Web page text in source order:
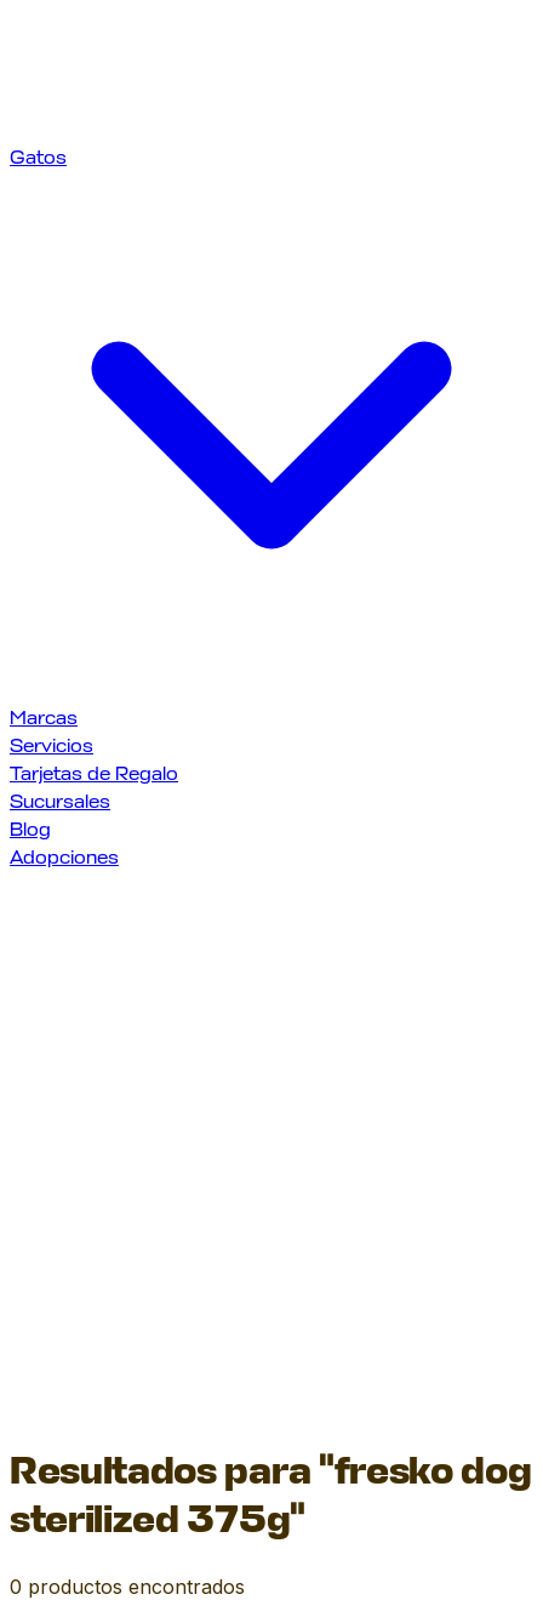
Gatos
Marcas
Servicios
Tarjetas de Regalo
Sucursales
Blog
Adopciones
Resultados para "fresko dog
sterilized 375g"
0 productos encontrados